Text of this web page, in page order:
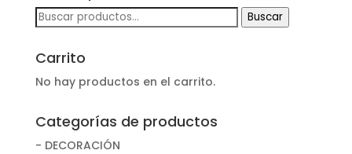
Buscar
por:
Buscar
Carrito
No hay productos en el carrito.
Categorías de productos
- DECORACIÓN